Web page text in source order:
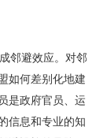
邻避效应。对邻
如何差别化地建
是政府官员、运
信息和专业的知